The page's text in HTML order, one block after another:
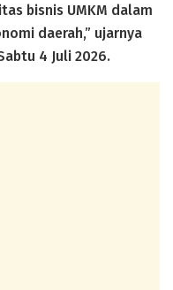
bisnis UMKM dalam
daerah,” ujarnya
4 Juli 2026.